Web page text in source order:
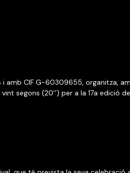
i amb CIF G-60309655, organitza,
segons (20’’) per a la 17a edició